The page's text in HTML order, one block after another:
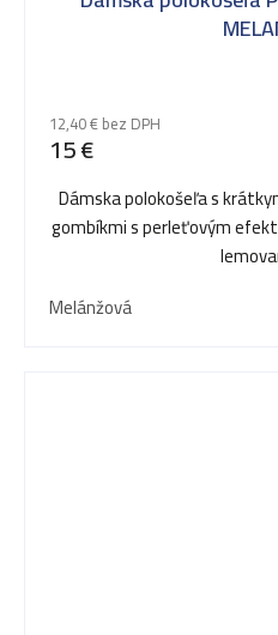
12,40 € bez DPH
15 €
Dámska polokošeľa s
gombíkmi s perleťovým
Melánžová